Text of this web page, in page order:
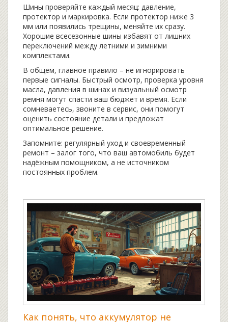
Шины проверяйте каждый месяц: давление,
протектор и маркировка. Если протектор ниже 3
мм или появились трещины, меняйте их сразу.
Хорошие всесезонные шины избавят от лишних
переключений между летними и зимними
комплектами.
В общем, главное правило – не игнорировать
первые сигналы. Быстрый осмотр, проверка уровня
масла, давления в шинах и визуальный осмотр
ремня могут спасти ваш бюджет и время. Если
сомневаетесь, звоните в сервис, они помогут
оценить состояние детали и предложат
оптимальное решение.
Запомните: регулярный уход и своевременный
ремонт – залог того, что ваш автомобиль будет
надёжным помощником, а не источником
постоянных проблем.
Как понять, что аккумулятор не